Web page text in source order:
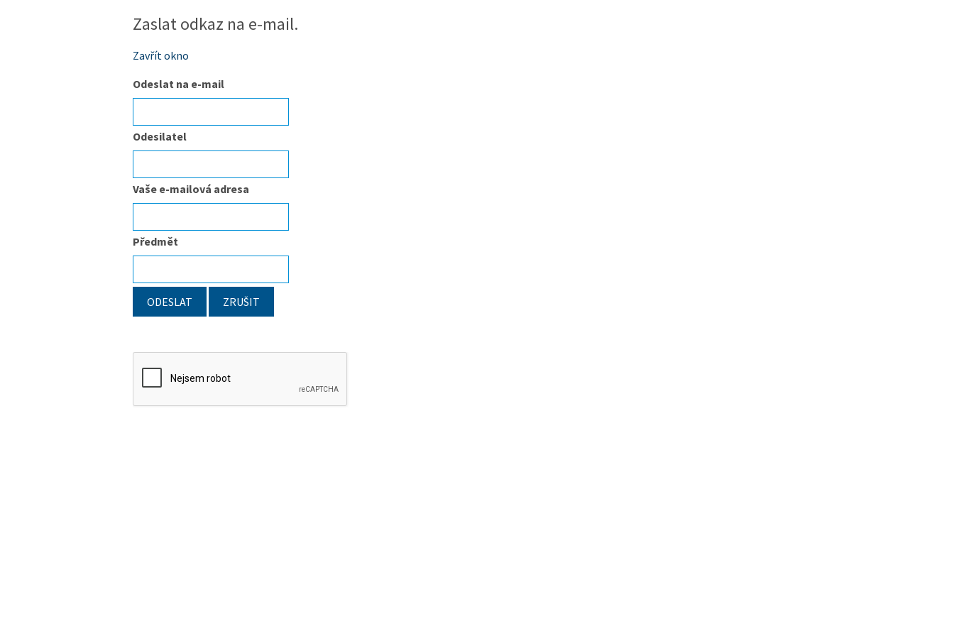
Zaslat odkaz na e-mail.
Zavřít okno
Odeslat na e-mail
Odesilatel
Vaše e-mailová adresa
Předmět
ODESLAT ZRUŠIT